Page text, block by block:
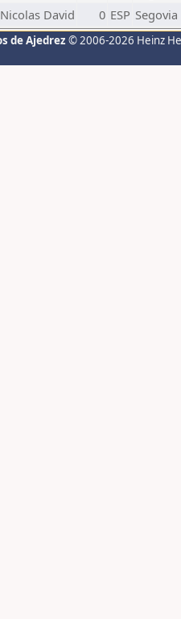
David 0 ESP Segovia
de Ajedrez © 2006-2026 Heinz